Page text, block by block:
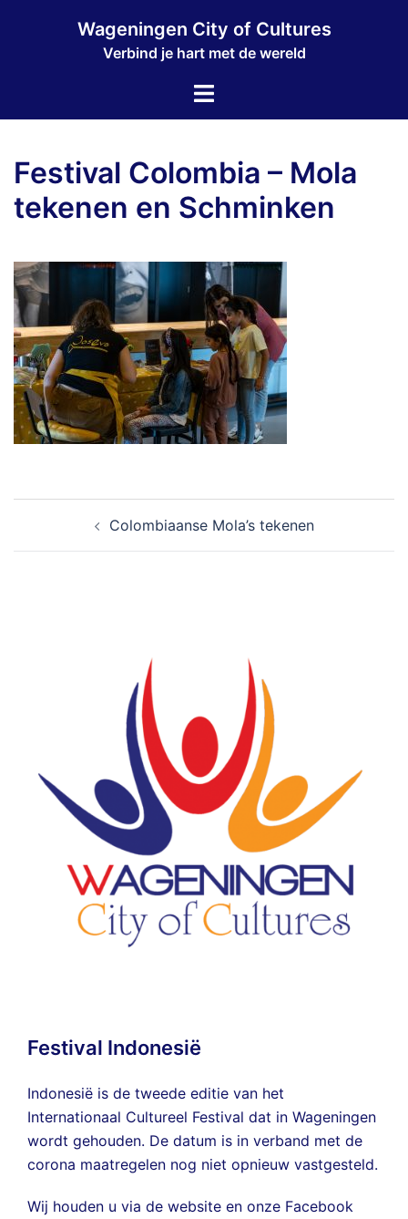
Wageningen City of Cultures
Verbind je hart met de wereld
Toggle
Festival Colombia – Mola
tekenen en Schminken
navigatie Colombiaanse Mola’s tekenen
Festival Indonesië
Indonesië is de tweede editie van het
Internationaal Cultureel Festival dat in Wageningen
wordt gehouden. De datum is in verband met de
corona maatregelen nog niet opnieuw vastgesteld.
Wij houden u via de website en onze Facebook